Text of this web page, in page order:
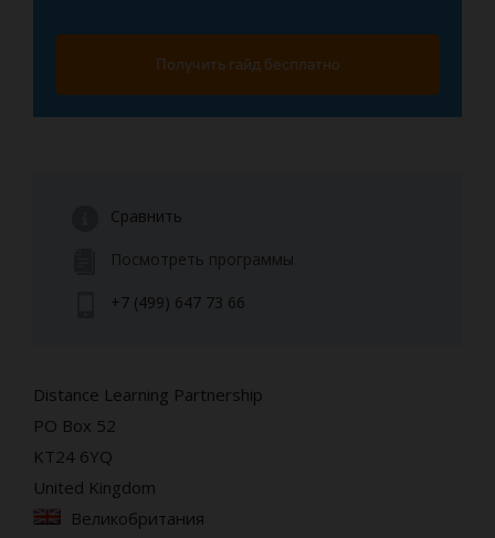
Получить гайд бесплатно
Сравнить
Посмотреть программы
+7 (499) 647 73 66
Distance Learning Partnership
PO Box 52
KT24 6YQ
United Kingdom
Великобритания